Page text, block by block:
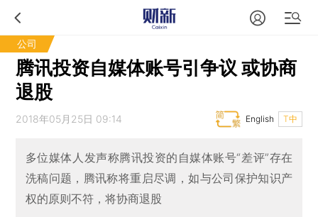
公司
腾讯投资自媒体账号引争议 或协商
退股
2018年05月25日 09:14 T中
English
多位媒体人发声称腾讯投资的自媒体账号“差评”存在
洗稿问题，腾讯称将重启尽调，如与公司保护知识产
权的原则不符，将协商退股